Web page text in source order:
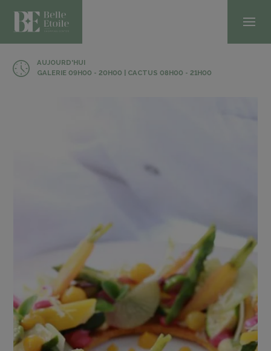
AUJOURD'HUI
GALERIE 09H00 - 20H00 | CACTUS 08H00 - 21H00